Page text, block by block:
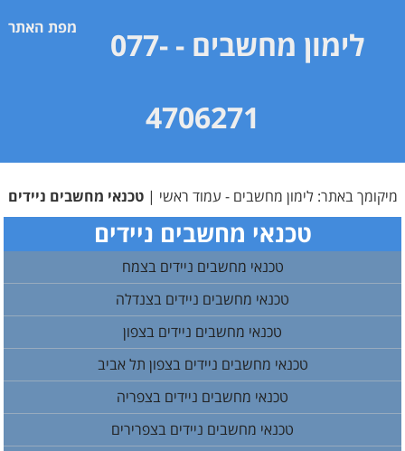
מפת האתר לימון מחשבים
- 077-
4706271
מיקומך באתר:לימון מחשבים - עמוד ראשי |טכנאי מחשבים ניידים
טכנאי מחשבים ניידים
טכנאי מחשבים ניידים בצמח
טכנאי מחשבים ניידים בצנדלה
טכנאי מחשבים ניידים בצפון
טכנאי מחשבים ניידים בצפון תל אביב
טכנאי מחשבים ניידים בצפריה
טכנאי מחשבים ניידים בצפרירים